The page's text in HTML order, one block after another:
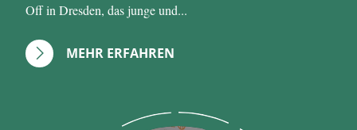
Off in Dresden, das junge und...
MEHR ERFAHREN